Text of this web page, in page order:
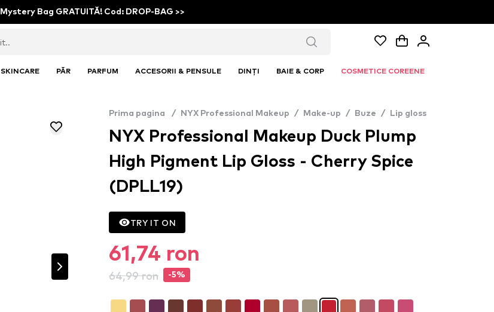
Mystery Bag GRATUITĂ! Cod: DROP-BAG >>
SKINCARE PĂR PARFUM ACCESORII & PENSULE DINȚI BAIE & CORP COSMETICE COREENE
Prima pagina / NYX Professional Makeup / Make-up / Buze / Lip gloss
NYX Professional Makeup Duck Plump
High Pigment Lip Gloss - Cherry Spice
(DPLL19)
TRY IT ON
61,74 ron
64,99 ron -5%